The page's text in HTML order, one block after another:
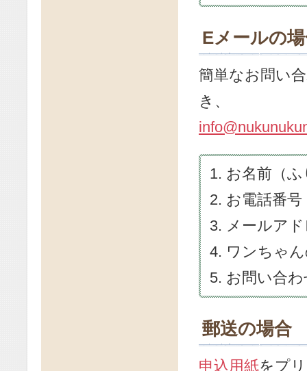
Eメールの
簡単なお問い
き、
お名前（
お電話番
メールア
ワンちゃ
お問い合
郵送の場合
申込用紙をプ